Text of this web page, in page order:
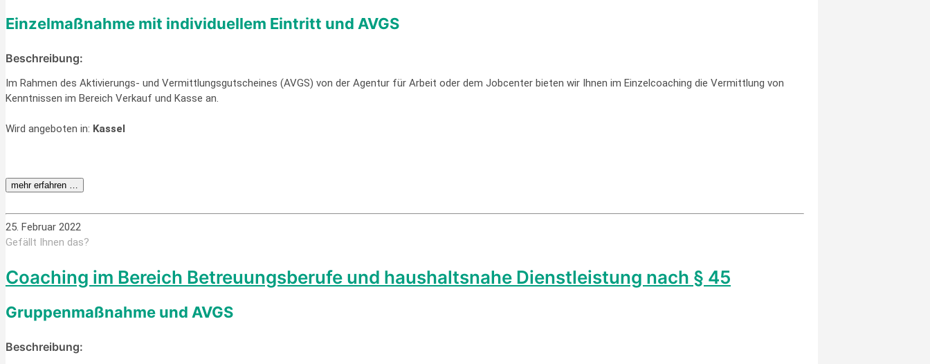
Einzelmaßnahme mit individuellem Eintritt und AVGS
Beschreibung:
Im Rahmen des Aktivierungs- und Vermittlungsgutscheines (AVGS) von der Agentur für Arbeit oder dem Jobcenter bieten wir Ihnen im Einzelcoaching die Vermittlung von
Kenntnissen im Bereich Verkauf und Kasse an.
Wird angeboten in: Kassel
mehr erfahren …
25. Februar 2022
Gefällt Ihnen das?
Coaching im Bereich Betreuungs­berufe und haushalts­nahe Dienst­leistung nach § 45
Gruppenmaßnahme und AVGS
Beschreibung: